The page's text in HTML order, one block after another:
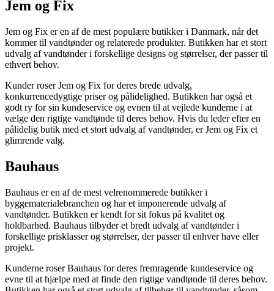
Jem og Fix
Jem og Fix er en af de mest populære butikker i Danmark, når det
kommer til vandtønder og relaterede produkter. Butikken har et stort
udvalg af vandtønder i forskellige designs og størrelser, der passer til
ethvert behov.
Kunder roser Jem og Fix for deres brede udvalg,
konkurrencedygtige priser og pålidelighed. Butikken har også et
godt ry for sin kundeservice og evnen til at vejlede kunderne i at
vælge den rigtige vandtønde til deres behov. Hvis du leder efter en
pålidelig butik med et stort udvalg af vandtønder, er Jem og Fix et
glimrende valg.
Bauhaus
Bauhaus er en af de mest velrenommerede butikker i
byggematerialebranchen og har et imponerende udvalg af
vandtønder. Butikken er kendt for sit fokus på kvalitet og
holdbarhed. Bauhaus tilbyder et bredt udvalg af vandtønder i
forskellige prisklasser og størrelser, der passer til enhver have eller
projekt.
Kunderne roser Bauhaus for deres fremragende kundeservice og
evne til at hjælpe med at finde den rigtige vandtønde til deres behov.